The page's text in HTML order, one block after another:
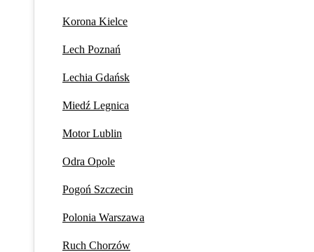
Korona Kielce
Lech Poznań
Lechia Gdańsk
Miedź Legnica
Motor Lublin
Odra Opole
Pogoń Szczecin
Polonia Warszawa
Ruch Chorzów